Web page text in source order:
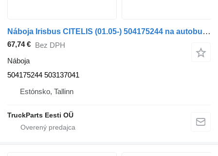
Náboja Irisbus CITELIS (01.05-) 504175244 na autobusa Irisbus Access, Evadys, Axer, Karosa, Recreo, Domino, Agora, Citelis, Eurorider (1999-)
67,74 € Bez DPH
Náboja
504175244 503137041
Estónsko, Tallinn
TruckParts Eesti OÜ